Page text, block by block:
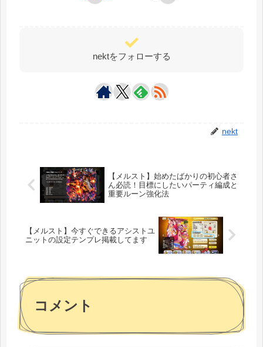
nektをフォローする
nekt
【メルスト】始めたばかりの初心者さ
ん必読！目標にしたいパーティ編成と
重要ルーン強化法
【メルスト】今すぐできるアシストユ
ニットの設定テンプレ掲載してます
コメント